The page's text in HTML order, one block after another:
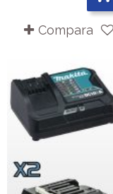
Compara